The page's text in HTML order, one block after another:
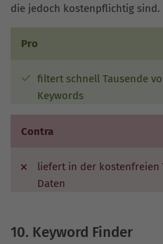
die jedoch kostenpflichtig sind.
Pro
filtert schnell Tausende
Keywords
Contra
liefert in der kostenfreien
Daten
10. Keyword Finder